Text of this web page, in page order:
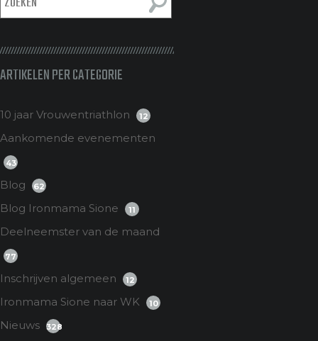
ARTIKELEN PER CATEGORIE
10 jaar Vrouwentriathlon 12
Aankomende evenementen
43
Blog 62
Blog Ironmama Sione 11
Deelneemster van de maand
77
Inschrijven algemeen 12
Ironmama Sione naar WK 10
Nieuws 328